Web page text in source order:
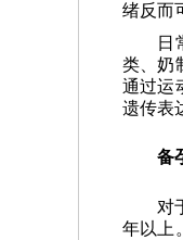
绪反而
日
类、奶
通过运
遗传表
备
对
年以上